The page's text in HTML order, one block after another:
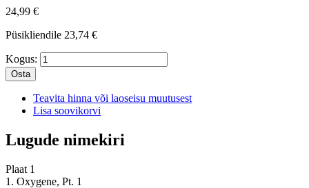
24,99 €
Püsikliendile 23,74 €
Kogus:
Osta
Teavita hinna või laoseisu muutusest
Lisa soovikorvi
Lugude nimekiri
Plaat 1
1. Oxygene, Pt. 1